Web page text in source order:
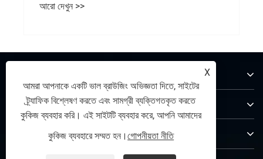
আরো দেখুন >>
পণ্য
যোগাযোগ করুন
X
আমরা আপনাকে একটি ভাল ব্রাউজিং অভিজ্ঞতা দিতে, সাইটের
ট্র্যাফিক বিশ্লেষণ করতে এবং সামগ্রী ব্যক্তিগতকৃত করতে
কুকিজ ব্যবহার করি। এই সাইটটি ব্যবহার করে, আপনি আমাদের
কুকিজ ব্যবহারে সম্মত হন।গোপনীয়তা নীতি